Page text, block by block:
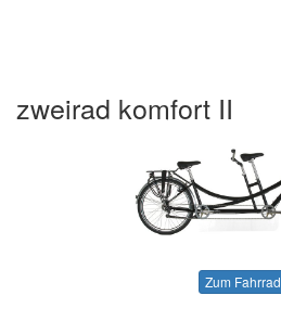
zweirad komfort II
Zum Fahrrad